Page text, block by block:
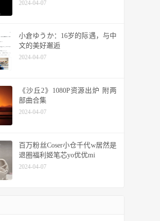
2024-04-07
小倉ゆうか：16岁的际遇，与中
文的美好邂逅
2024-04-07
《沙丘2》1080P资源出炉 附两
部曲合集
2024-04-07
百万粉丝Coser小仓千代w居然是
退圈福利姬笔芯yo优优mi
2024-04-07